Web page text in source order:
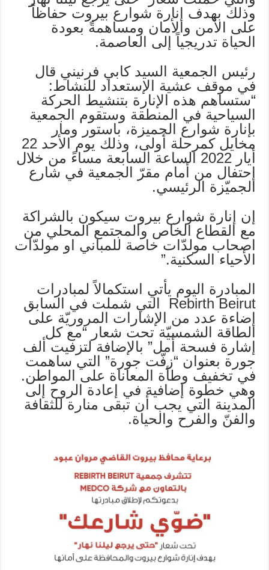
وذلك بهدف إنارة شوارع بيروت حفاظاً
على الأمن والأمان ومساهمةً بعودة
الحياة تدريجياً إلى العاصمة.
رئيس الجمعية السيد كابي فرنيني قال
في موقف عشية الإستعداد للنشاط:
“ستساهم هذه الإنارة بتنشيط الحركة
السياحية في المنطقة وستقوم الجمعية
بإنارة شوارع الجميزة، باستور ومار
مخايل كمرحلة أولى، وذلك يوم الأحد 22
أيار 2022 الساعة السابعة مساءً من خلال
إحتفال من أمام مقرّ الجمعية في شارع
الجميّزة الرئيسي.
إن إنارة شوارع بيروت سيكون بالشراكة
مع القطاع الخاص والمجتمع المحلي من
اصحاب مولدّات خاصة للمباني او مولدّات
الأحياء السكنية.”
المبادرة اليوم يأتي استكمالاً لمبادرات
Rebirth Beirut التي شملت في السابق
إضاءة عدد من الإشارات المروريّة على
الطاقة الشمسيّة تحت شعار “مع كل
إشارة فسحة أمل” بالإضافة لتزفيت ألف
جورة بعنوان “زفّت جورة” التي ساهمت
في تخفيف وطأة المعاناة على المواطن.
وهي خطوة إضافية في إعادة الروح إلى
المدينة التي يجب أن تبقى منارة للثقافة
والفنّ والفرح والحياة.